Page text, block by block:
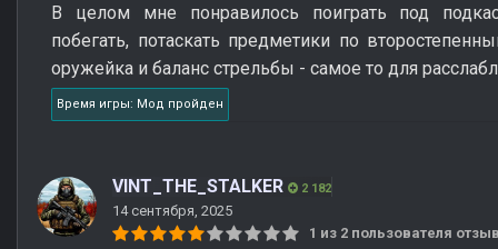
В целом мне понравилось поиграть под
побегать, потаскать предметики по
оружейка и баланс стрельбы - самое то для
Время игры: Мод пройден
VINT_THE_STALKER 2 182
14 сентября, 2025
1 из 2 пользователя